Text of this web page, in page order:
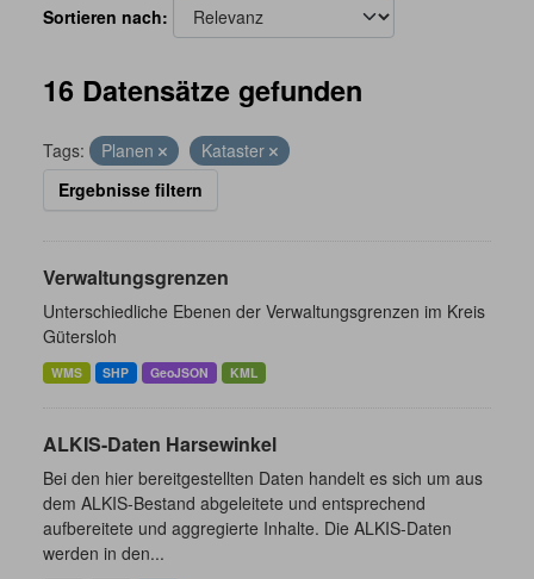
Sortieren nach
16 Datensätze gefunden
Tags: Planen
Kataster
Ergebnisse filtern
Verwaltungsgrenzen
Unterschiedliche Ebenen der Verwaltungsgrenzen im Kreis
Gütersloh
WMS SHP GeoJSON KML
ALKIS-Daten Harsewinkel
Bei den hier bereitgestellten Daten handelt es sich um aus
dem ALKIS-Bestand abgeleitete und entsprechend
aufbereitete und aggregierte Inhalte. Die ALKIS-Daten
werden in den...